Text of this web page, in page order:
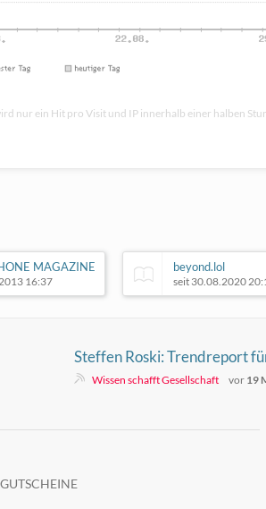
nur ein Hit pro Visit und IP innerhalb einer halben
MAGAZINE
16:37
beyond.lol
seit 30.08.2020
Steffen Roski: Trendreport
6. August 2026
Wissen schafft Gesellschaft vor 19
GUTSCHEINE